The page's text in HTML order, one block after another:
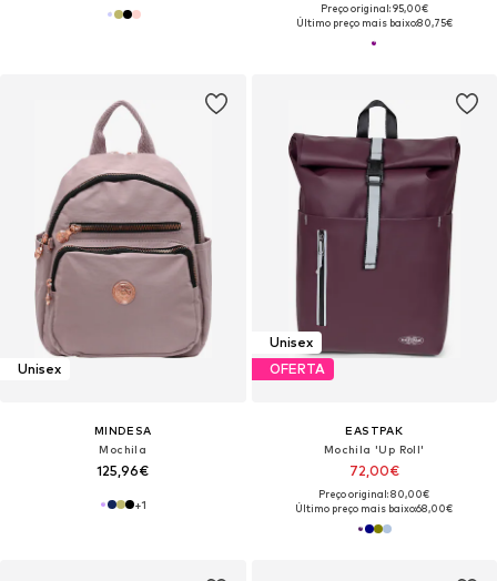
Preço original: 95,00€
Último preço mais baixo:80,75€
Unisex
MINDESA
Mochila
125,96€
+1
Unisex
OFERTA
EASTPAK
Mochila 'Up Roll'
72,00€
Preço original: 80,00€
Último preço mais baixo:68,00€